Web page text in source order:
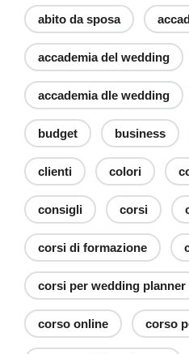
abito da sposa
accademia del wedding
accademia dle wedding
budget business
clienti colori
consigli corsi
corsi di formazione
corsi per wedding planner
corso online corso